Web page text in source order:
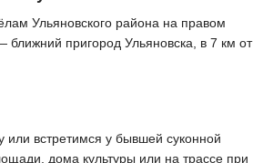
Ульяновского района на правом
пригород Ульяновска, в 7 км от
встретимся у бывшей суконной
дома культуры или на трассе при